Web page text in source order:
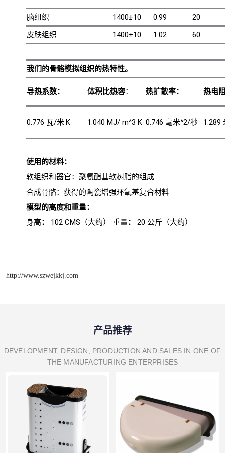
脑组织 1400±10 0.99
20
皮肤组织
1400±10 1.02 60
我们的骨骼模拟组织的热特性。
导热系数： 体积比热容： 热扩散率： 热电
0.776 瓦/米·K 1.040 MJ/ m^3 K 0.746 毫米^2/秒 1.289
使用的材料：
软组织和器官：聚氨酯基软树脂的组成
合成骨骼：获得的陶瓷增强环氧基复合材料
模型的高度和重量：
身高： 102 CMS（大约） 重量： 20 公斤（大约）
http://www.szwejkkj.com
产品推荐
DEVELOPMENT, DESIGN, PRODUCTION AND SALES IN ONE OF
THE MANUFACTURING ENTERPRISES